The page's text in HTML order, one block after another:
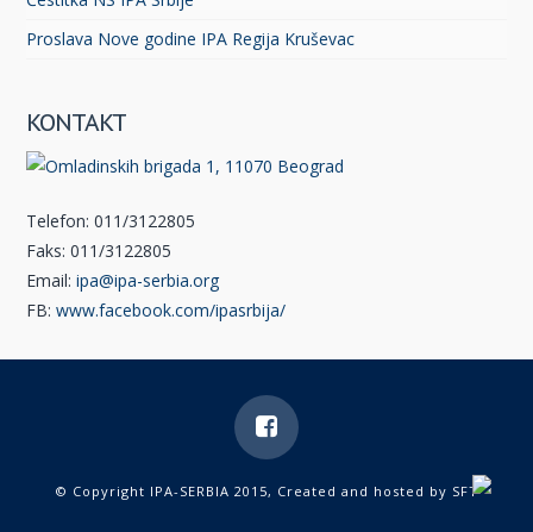
Proslava Nove godine IPA Regija Kruševac
KONTAKT
Telefon: 011/3122805
Faks: 011/3122805
Email:ipa@ipa-serbia.org
FB:www.facebook.com/ipasrbija/
© Copyright IPA-SERBIA 2015, Created and hosted by SFT